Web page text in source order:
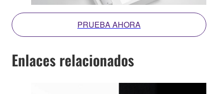
PRUEBA AHORA
Enlaces relacionados